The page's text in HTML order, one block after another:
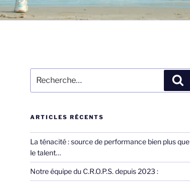
pour
:
ARTICLES RÉCENTS
La ténacité : source de performance bien plus que
le talent…
Notre équipe du C.R.O.P.S. depuis 2023 :